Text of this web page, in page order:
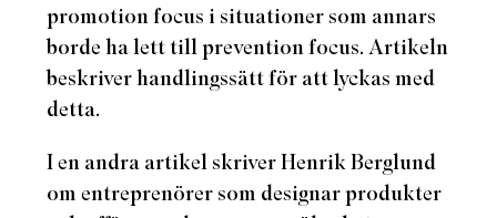
promotion focus i situationer som annars
borde ha lett till prevention focus. Artikeln
beskriver handlingssätt för att lyckas med
detta.
I en andra artikel skriver Henrik Berglund
om entreprenörer som designar produkter